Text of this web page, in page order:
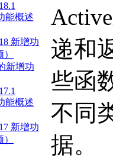
能概述
新增功
新增功
能概述
新增功
递和
些函
不同
据。